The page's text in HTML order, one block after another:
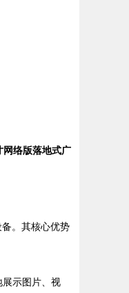
网络版落地式广
。其核心优势
展示图片、视